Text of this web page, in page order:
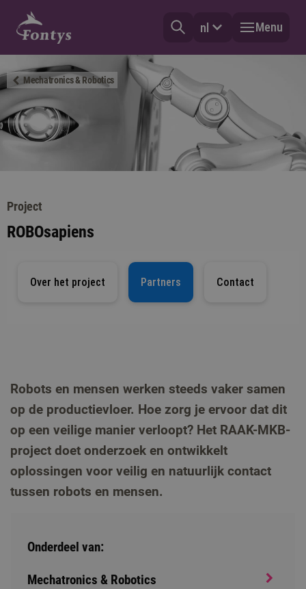
nl Menu
Mechatronics & Robotics
Project
ROBOsapiens
Over het project Partners Contact
Robots en mensen werken steeds vaker samen
op de productievloer. Hoe zorg je ervoor dat dit
op een veilige manier verloopt? Het RAAK-MKB-
project doet onderzoek en ontwikkelt
oplossingen voor veilig en natuurlijk contact
tussen robots en mensen.
Onderdeel van:
Mechatronics & Robotics